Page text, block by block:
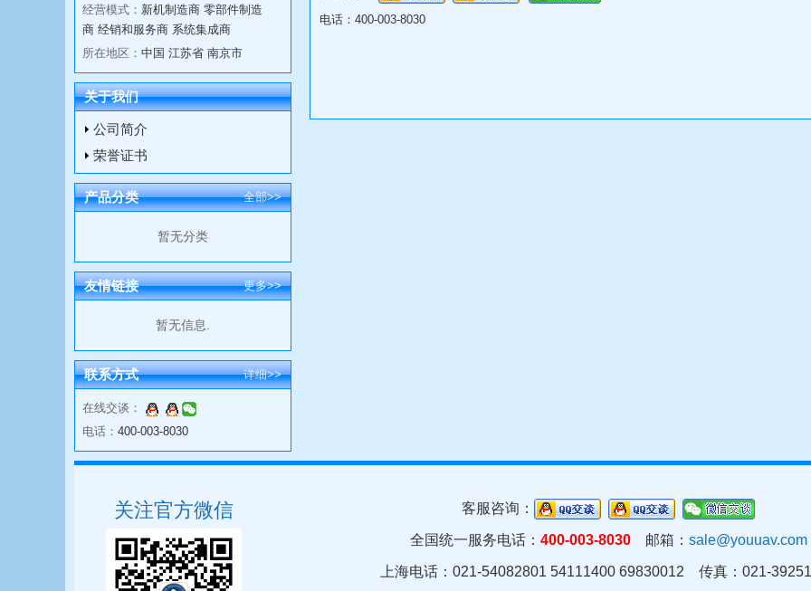
经营模式： 新机制造商 零部件制造
商 经销和服务商 系统集成商
所在地区： 中国 江苏省 南京市
关于我们
公司简介
荣誉证书
产品分类 全部>>
暂无分类
友情链接 更多>>
暂无信息.
联系方式 详细>>
在线交谈：
电话： 400-003-8030
电话： 400-003-8030
客服咨询：
全国统一服务电话： 400-003-8030邮箱： sale@youuav.com
上海电话：021-54082801 54111400 69830012 传真：021-
关注官方微信